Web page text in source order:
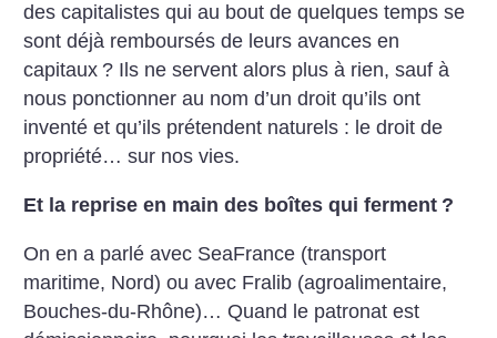
des capitalistes qui au bout de quelques temps se
sont déjà remboursés de leurs avances en
capitaux ? Ils ne servent alors plus à rien, sauf à
nous ponctionner au nom d’un droit qu’ils ont
inventé et qu’ils prétendent naturels : le droit de
propriété… sur nos vies.
Et la reprise en main des boîtes qui ferment ?
On en a parlé avec SeaFrance (transport
maritime, Nord) ou avec Fralib (agroalimentaire,
Bouches-du-Rhône)… Quand le patronat est